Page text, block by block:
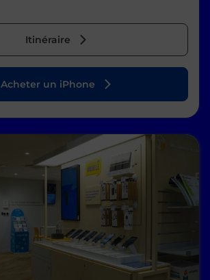
Itinéraire
Acheter un iPhone